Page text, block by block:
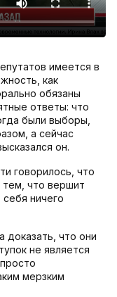
имеется в
как
обязаны
ответы: что
были выборы,
а сейчас
он.
говорилось, что
тем, что вершит
ничего
доказать, что они
не является
мерзким